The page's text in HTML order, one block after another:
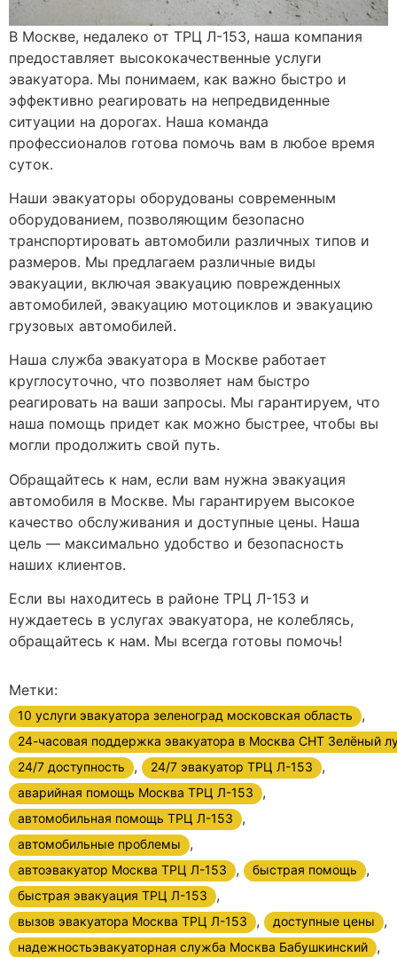
В Москве, недалеко от ТРЦ Л-153, наша компания
предоставляет высококачественные услуги
эвакуатора. Мы понимаем, как важно быстро и
эффективно реагировать на непредвиденные
ситуации на дорогах. Наша команда
профессионалов готова помочь вам в любое время
суток.
Наши эвакуаторы оборудованы современным
оборудованием, позволяющим безопасно
транспортировать автомобили различных типов и
размеров. Мы предлагаем различные виды
эвакуации, включая эвакуацию поврежденных
автомобилей, эвакуацию мотоциклов и эвакуацию
грузовых автомобилей.
Наша служба эвакуатора в Москве работает
круглосуточно, что позволяет нам быстро
реагировать на ваши запросы. Мы гарантируем, что
наша помощь придет как можно быстрее, чтобы вы
могли продолжить свой путь.
Обращайтесь к нам, если вам нужна эвакуация
автомобиля в Москве. Мы гарантируем высокое
качество обслуживания и доступные цены. Наша
цель — максимально удобство и безопасность
наших клиентов.
Если вы находитесь в районе ТРЦ Л-153 и
нуждаетесь в услугах эвакуатора, не колеблясь,
обращайтесь к нам. Мы всегда готовы помочь!
Метки:
10 услуги эвакуатора зеленоград московская область ,
24-часовая поддержка эвакуатора в Москва СНТ Зелёный
24/7 доступность
, 24/7 эвакуатор ТРЦ Л-153 ,
аварийная помощь Москва ТРЦ Л-153 ,
автомобильная помощь ТРЦ Л-153 ,
автомобильные проблемы ,
автоэвакуатор Москва ТРЦ Л-153 , быстрая помощь ,
быстрая эвакуация ТРЦ Л-153 ,
вызов эвакуатора Москва ТРЦ Л-153 , доступные цены ,
надежностьэвакуаторная служба Москва Бабушкинский ,